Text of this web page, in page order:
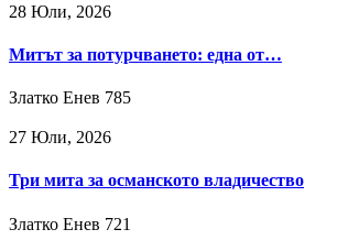
28 Юли, 2026
Митът за потурчването: една от…
Златко Енев 785
27 Юли, 2026
Три мита за османското владичество
Златко Енев 721